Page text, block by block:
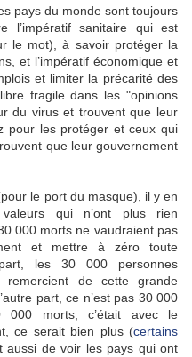
pays du monde sont toujours
l’impératif sanitaire qui est
le mot), à savoir protéger la
et l’impératif économique et
et limiter la précarité des
fragile dans les "opinions
du virus et trouvent que leur
pour les protéger et ceux qui
que leur gouvernement
le port du masque), il y en
qui n’ont plus rien
000 morts ne vaudraient pas
et mettre à zéro toute
part, les 30 000 personnes
de cette grande
part, ce n’est pas 30 000
000 morts, c’était avec le
ce serait bien plus (certains
aussi de voir les pays qui ont